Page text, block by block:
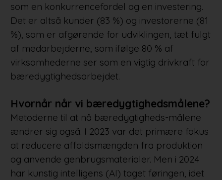
som en konkurrencefordel og en investering.
Det er altså kunder (83 %) og investorerne (81
%), som er afgørende for udviklingen, tæt fulgt
af medarbejderne, som ifølge 80 % af
virksomhederne ser som en vigtig drivkraft for
bæredygtighedsarbejdet.
Hvornår når vi bæredygtighedsmålene?
Metoderne til at nå bæredygtigheds-målene
ændrer sig også. I 2023 var det primære fokus
at reducere affaldsmængden fra produktion
og anvende genbrugsmaterialer. Men i 2024
har kunstig intelligens (AI) taget føringen, idet